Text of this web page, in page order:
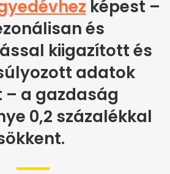
képest –
és
kiigazított és
adatok
– a gazdaság
0,2 százalékkal